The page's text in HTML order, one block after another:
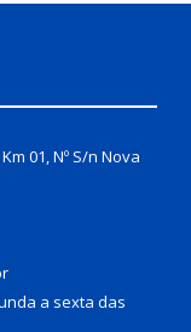
01, Nº S/n Nova
a sexta das